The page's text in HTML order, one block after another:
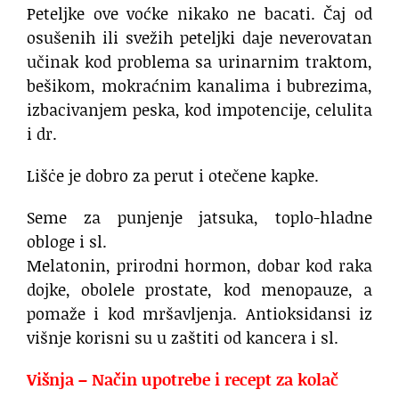
Peteljke ove voćke nikako ne bacati. Čaj od
osušenih ili svežih peteljki daje neverovatan
učinak kod problema sa urinarnim traktom,
bešikom, mokraćnim kanalima i bubrezima,
izbacivanjem peska, kod impotencije, celulita
i dr.
Lišċe je dobro za perut i otečene kapke.
Seme za punjenje jatsuka, toplo-hladne
obloge i sl.
Melatonin, prirodni hormon, dobar kod raka
dojke, obolele prostate, kod menopauze, a
pomaže i kod mršavljenja. Antioksidansi iz
višnje korisni su u zaštiti od kancera i sl.
Višnja – Način upotrebe i recept za kolač